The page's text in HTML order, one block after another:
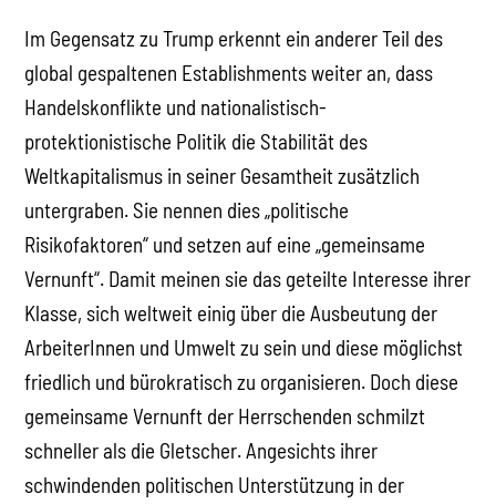
Im Gegensatz zu Trump erkennt ein anderer Teil des
global gespaltenen Establishments weiter an, dass
Handelskonflikte und nationalistisch-
protektionistische Politik die Stabilität des
Weltkapitalismus in seiner Gesamtheit zusätzlich
untergraben. Sie nennen dies „politische
Risikofaktoren“ und setzen auf eine „gemeinsame
Vernunft“. Damit meinen sie das geteilte Interesse ihrer
Klasse, sich weltweit einig über die Ausbeutung der
ArbeiterInnen und Umwelt zu sein und diese möglichst
friedlich und bürokratisch zu organisieren. Doch diese
gemeinsame Vernunft der Herrschenden schmilzt
schneller als die Gletscher. Angesichts ihrer
schwindenden politischen Unterstützung in der